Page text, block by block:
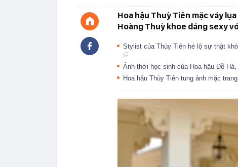
Hoa hậu Thuỳ Tiên mặc váy
Hoàng Thuỳ khoe dáng sexy
Stylist của Thùy Tiên hé lộ sự thật
Ảnh thời học sinh của Hoa hậu Đỗ
Hoa hậu Thùy Tiên tung ảnh mặc